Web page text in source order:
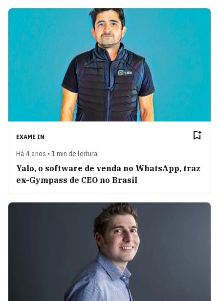
EXAME IN
Há 4 anos • 1 min de leitura
Yalo, o software de venda no WhatsApp, traz
ex-Gympass de CEO no Brasil